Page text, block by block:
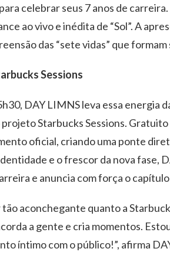
celebrar seus 7 anos de
ao vivo e inédita de “Sol”. A
das “sete vidas” que
Sessions
DAY LIMNS leva essa
projeto Starbucks Sessions.
oficial, criando uma ponte
e o frescor da nova
e anuncia com força o
aconchegante quanto a
a gente e cria momentos.
íntimo com o público!”, afirma